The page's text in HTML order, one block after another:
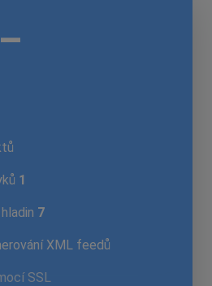
1
7
XML feedů
SSL